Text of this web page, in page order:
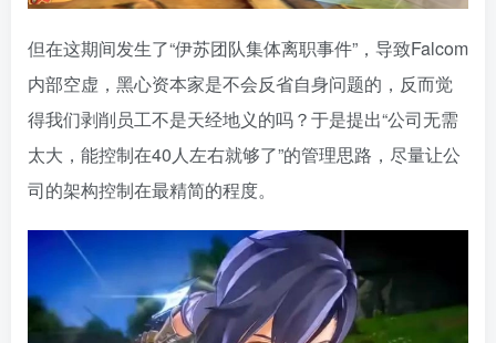
但在这期间发生了“伊苏团队集体离职事件”，导致Falcom
内部空虚，黑心资本家是不会反省自身问题的，反而觉
得我们剥削员工不是天经地义的吗？于是提出“公司无需
太大，能控制在40人左右就够了”的管理思路，尽量让公
司的架构控制在最精简的程度。